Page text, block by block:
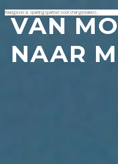
Raadgever & sparringspartner voor changemakers
VAN
NAAR